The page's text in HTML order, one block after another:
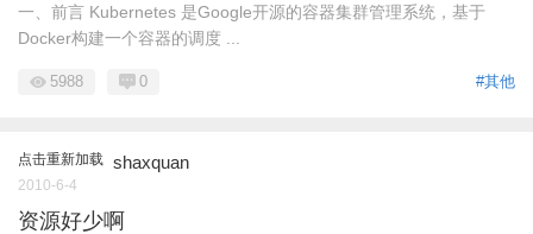
一、前言 Kubernetes 是Google开源的容器集群管理系统，基于
Docker构建一个容器的调度 ...
#其他
5988 0
点击重新加载 shaxquan
2010-6-4
资源好少啊